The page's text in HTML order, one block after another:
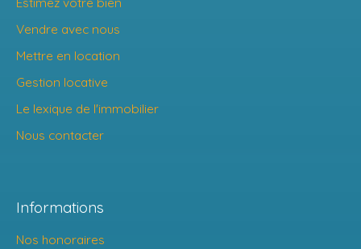
Vendre avec nous
Mettre en location
Gestion locative
Le lexique de l'immobilier
Nous contacter
Informations
Nos honoraires